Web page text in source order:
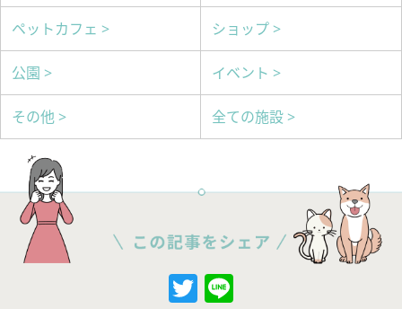
ペットカフェ > ショップ >
公園 > イベント >
その他 > 全ての施設 >
Twitter